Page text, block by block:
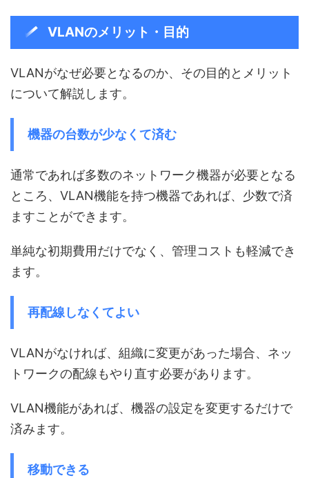
VLANのメリット・目的
VLANがなぜ必要となるのか、その目的とメリット
について解説します。
機器の台数が少なくて済む
通常であれば多数のネットワーク機器が必要となる
ところ、VLAN機能を持つ機器であれば、少数で済
ますことができます。
単純な初期費用だけでなく、管理コストも軽減でき
ます。
再配線しなくてよい
VLANがなければ、組織に変更があった場合、ネッ
トワークの配線もやり直す必要があります。
VLAN機能があれば、機器の設定を変更するだけで
済みます。
移動できる